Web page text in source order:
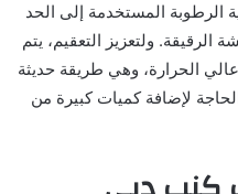
الرطوبة المستخدمة إلى الحد
الرقيقة. ولتعزيز التعقيم، يتم
الحرارة، وهي طريقة حديثة
لإضافة كميات كبيرة من